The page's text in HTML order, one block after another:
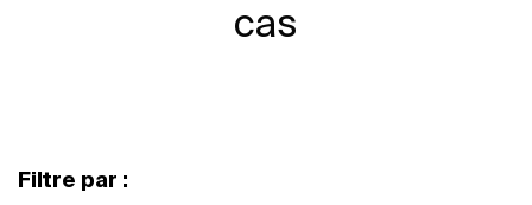
cas
Filtre par :